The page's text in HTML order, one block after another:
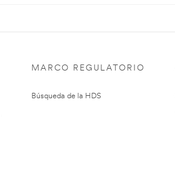
MARCO REGULATORIO
Búsqueda de la HDS